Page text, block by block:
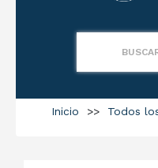
Inicio >> Todos